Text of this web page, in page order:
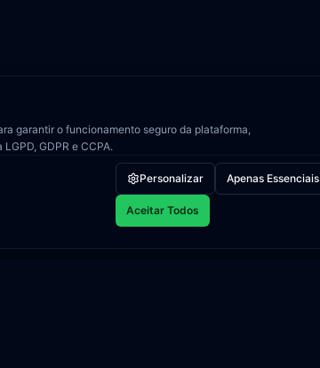
garantir o funcionamento seguro da plataforma,
GDPR e CCPA.
Personalizar Apenas Essenciais
Aceitar Todos